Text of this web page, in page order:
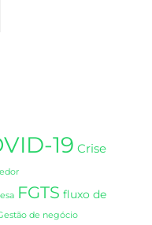
19 Crise
FGTS fluxo de
de negócio